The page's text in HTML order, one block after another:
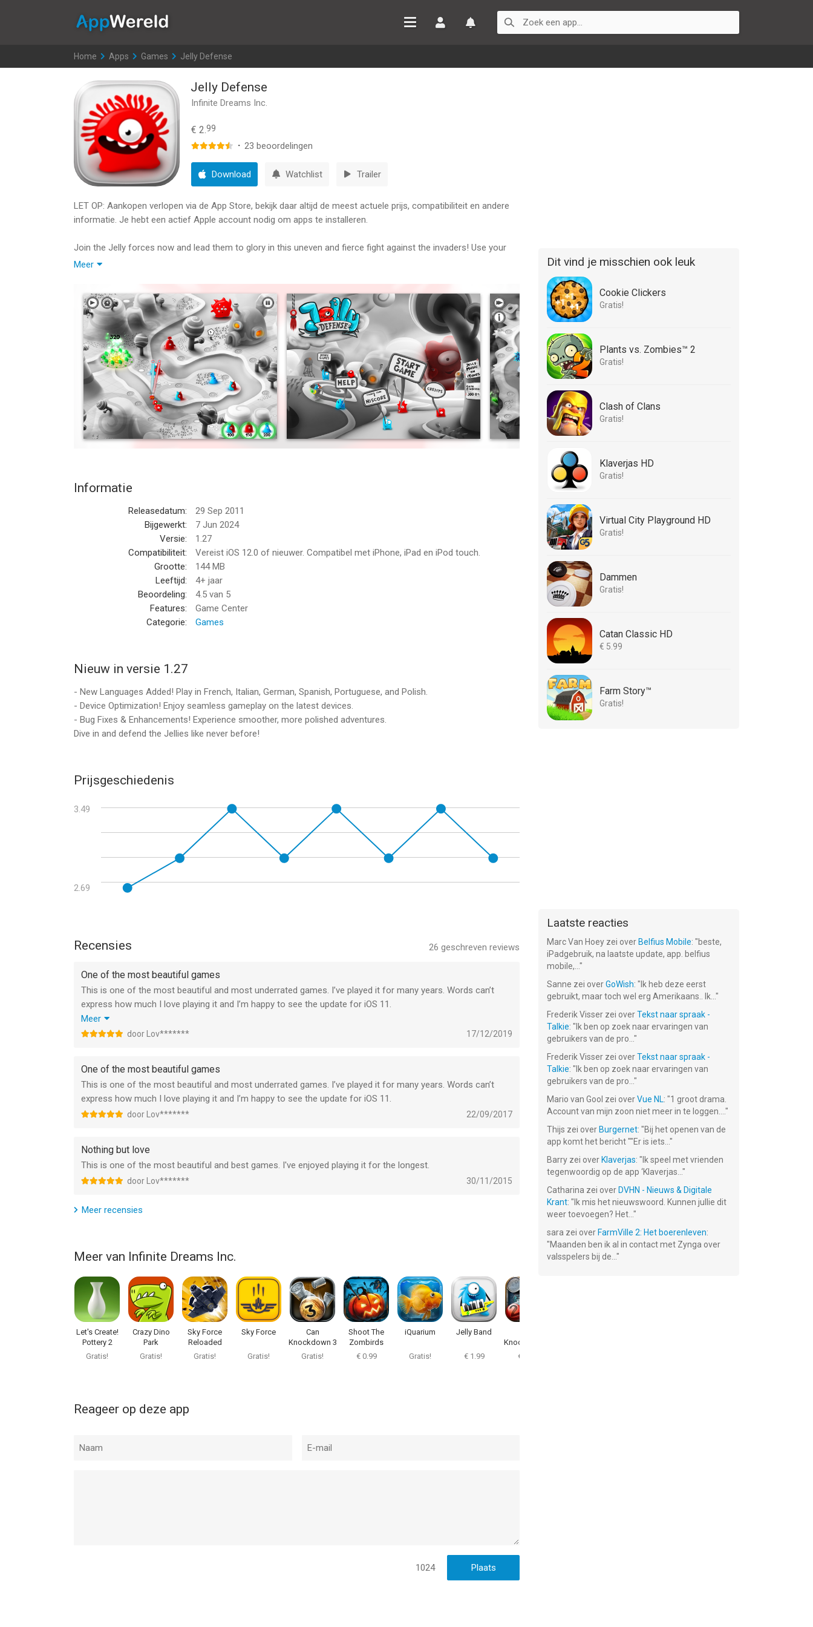
Home >
Apps >
Games >
Jelly Defense
Jelly Defense
Infinite Dreams Inc.
€ 2.99
· 23 beoordelingen
Download Watchlist Trailer
LET OP: Aankopen verlopen via de App Store, bekijk daar altijd de meest actuele prijs, compatibiliteit en andere
informatie. Je hebt een actief Apple account nodig om apps te installeren.
Join the Jelly forces now and lead them to glory in this uneven and fierce fight against the invaders! Use your
tactical skills and wisdom to tip the scales of victory in your favor in order to save the Diploglobe and the Jelly
believe in you, they rely on you. Can you refuse those big faithfull eyes (or eye)? You're really their only hope!
Download Jelly Defense now and lose yourself in a unique and beautiful world. Lead your army into battle
against fantastic and demanding enemies. A magic, addicting, and surreal adventure awaits you. Jump in and
become the ultimate Jelly legend!
Jelly Defense van Infinite Dreams Inc. is een app voor iPhone, iPad en iPod touch met iOS versie 12.0 of hoger,
geschikt bevonden voor gebruikers met leeftijden vanaf
Meer
Informatie
Releasedatum:
29 Sep 2011
Bijgewerkt:
7 Jun 2024
Versie:
1.27
Compatibiliteit:
Vereist iOS 12.0 of nieuwer. Compatibel met iPhone, iPad en iPod touch.
Grootte:
144 MB
Leeftijd:
4+ jaar
Beoordeling:
4.5 van 5
Features:
Game Center
Categorie:
Games
Nieuw in versie 1.27
- New Languages Added! Play in French, Italian, German, Spanish, Portuguese, and Polish.
- Device Optimization! Enjoy seamless gameplay on the latest devices.
- Bug Fixes & Enhancements! Experience smoother, more polished adventures.
Dive in and defend the Jellies like never before!
Prijsgeschiedenis
3.49
2.69
26 geschreven reviews
Recensies
One of the most beautiful games
This is one of the most beautiful and most underrated games. I’ve played it for many years. Words can’t
express how much I love playing it and I’m happy to see the update for iOS 11.
Update:
All good things come to an end. Sadly, it hasn't been updated in a while and won't be full screen on the newer
Meer
door Lov******* 17/12/2019
One of the most beautiful games
This is one of the most beautiful and most underrated games. I’ve played it for many years. Words can’t
express how much I love playing it and I’m happy to see the update for iOS 11.
door Lov******* 22/09/2017
Nothing but love
This is one of the most beautiful and best games. I've enjoyed playing it for the longest.
door Lov******* 30/11/2015
Meer recensies
Meer van Infinite Dreams Inc.
Let's Create!
Pottery 2
Gratis!
Crazy Dino
Park
Gratis!
Sky Force
Reloaded
Gratis!
Sky Force
Gratis!
Can
Knockdown 3
Gratis!
Shoot The
Zombirds
€ 0.99
iQuarium
Gratis!
Jelly Band
€ 1.99
Knockdown 2
€ 0.99
Reageer op deze app
1024
Dit vind je misschien ook leuk
Cookie Clickers
Gratis!
Plants vs. Zombies™ 2
Gratis!
Clash of Clans
Gratis!
Klaverjas HD
Gratis!
Virtual City Playground HD
Gratis!
Dammen
Gratis!
Catan Classic HD
€ 5.99
Farm Story™
Gratis!
Laatste reacties
Marc Van Hoey zei over Belfius Mobile: "beste,
iPadgebruik, na laatste update, app. belfius
mobile,... "
Sanne zei overGoWish: " Ik heb deze eerst
gebruikt, maar toch wel erg Amerikaans.. Ik... "
Frederik Visser zei overTekst naar spraak -
Talkie: " Ik ben op zoek naar ervaringen van
gebruikers van de pro... "
Frederik Visser zei overTekst naar spraak -
Talkie: " Ik ben op zoek naar ervaringen van
gebruikers van de pro... "
Mario van Gool zei overVue NL: "1 groot drama.
Account van mijn zoon niet meer in te loggen.... "
Thijs zei over Burgernet: "Bij het openen van de
app komt het bericht ""Er is iets... "
Barry zei over Klaverjas: " Ik speel met vrienden
tegenwoordig op de app ‘Klaverjas... "
Catharina zei over DVHN - Nieuws & Digitale
Krant: " Ik mis het nieuwswoord. Kunnen jullie dit
weer toevoegen? Het... "
sara zei over FarmVille 2: Het boerenleven:
"Maanden ben ik al in contact met Zynga over
valsspelers bij de... "